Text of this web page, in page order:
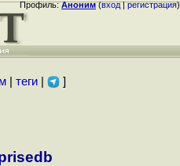
Профиль:Аноним(вход|регистрация)
| теги| ]